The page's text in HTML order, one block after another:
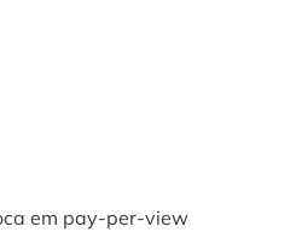
em pay-per-view